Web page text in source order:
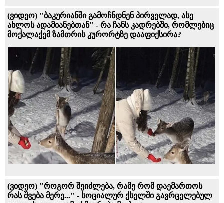
(ვიდეო) "ბაკურიანში გამოჩნდნენ პირველად, ასე
ახლოს ადამიანებთან" - რა ჩანს კადრებში, რომლებიც
მოქალაქემ ზამთრის კურორტზე დააფიქსირა?
(ვიდეო) "როგორ შეიძლება, რამე რომ დაემართოს
რას შვება მერე..." - სოციალურ ქსელში გავრცელებულ